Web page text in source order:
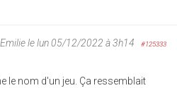
Emiliele lun 05/12/2022 à 3h14 #125333
le nom d'un jeu. Ça ressemblait